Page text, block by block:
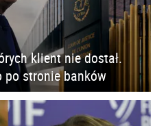
klient nie dostał.
po stronie banków